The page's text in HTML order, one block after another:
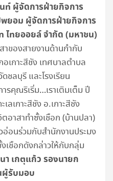
ผู้จัดการฝ่ายกิจการ
อม ผู้จัดการฝ่ายกิจการ
ไทยออยล์ จำกัด (มหาชน)
ของสายงานด้านกำกับ
เกาะสีชัง เทศบาลตำบล
ชลบุรี และโรงเรียน
ารคุณริเริ่ม…เราเติมเต็ม ปี
ลเกาะสีชัง อ.เกาะสีชัง
อาสาทำซั้งเชือก (บ้านปลา)
อนร่วมกับสำนักงานประมง
เชือกดังกล่าวให้กับกลุ่ม
เกตุแก้ว รองนายก
ผู้รับมอบ